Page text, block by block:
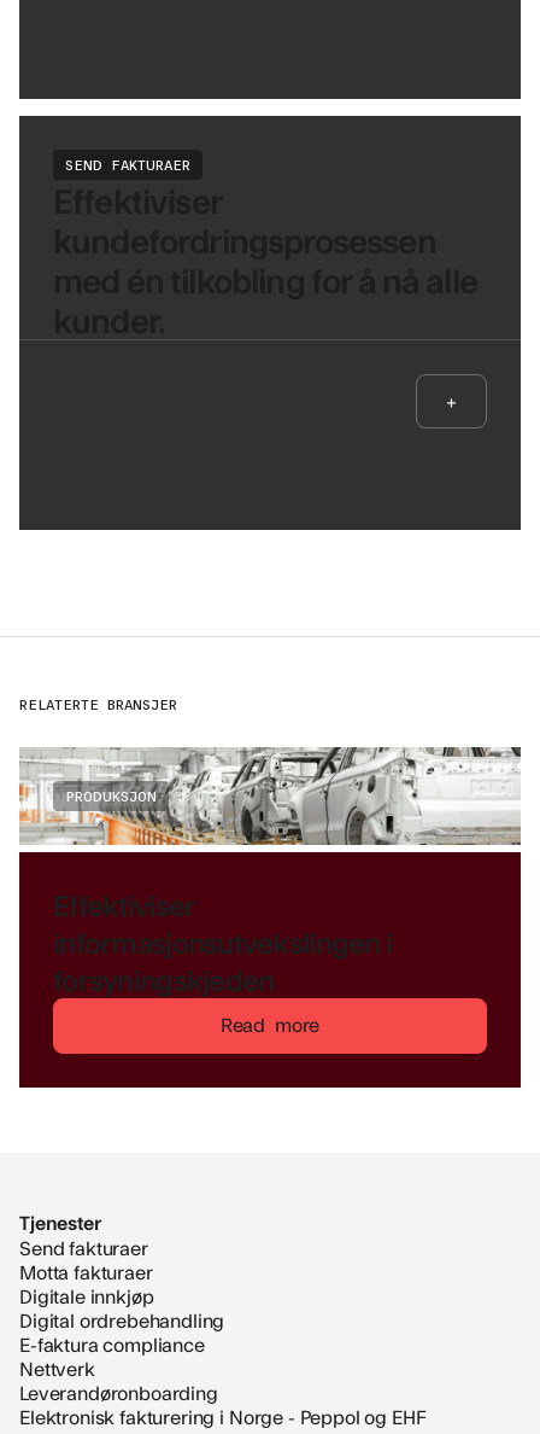
SEND FAKTURAER
+
RELATERTE BRANSJER
PRODUKSJON
Effektiviser
informasjonsutvekslingen i
forsyningskjeden
Read more
Tjenester
Send fakturaer
Motta fakturaer
Digitale innkjøp
Digital ordrebehandling
E-faktura compliance
Nettverk
Leverandøronboarding
Elektronisk fakturering i Norge - Peppol og EHF